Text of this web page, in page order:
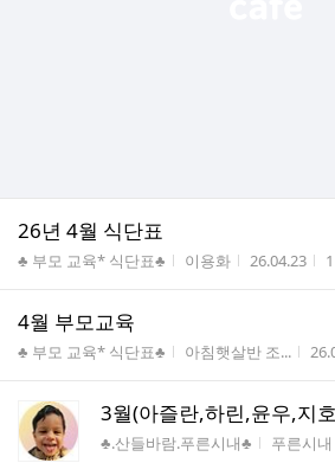
26년 4월 식단표
게시판명
♣ 부모 교육* 식단표♣ 작성자
이용화 작성시간
26.04.23 1
4월 부모교육
게시판명
♣ 부모 교육* 식단표♣ 작성자
아침햇살반 조... 작
3월(아즐란,하린,윤우,지
게시판명
♣.산들바람.푸른시내♣ 작성자
푸른시